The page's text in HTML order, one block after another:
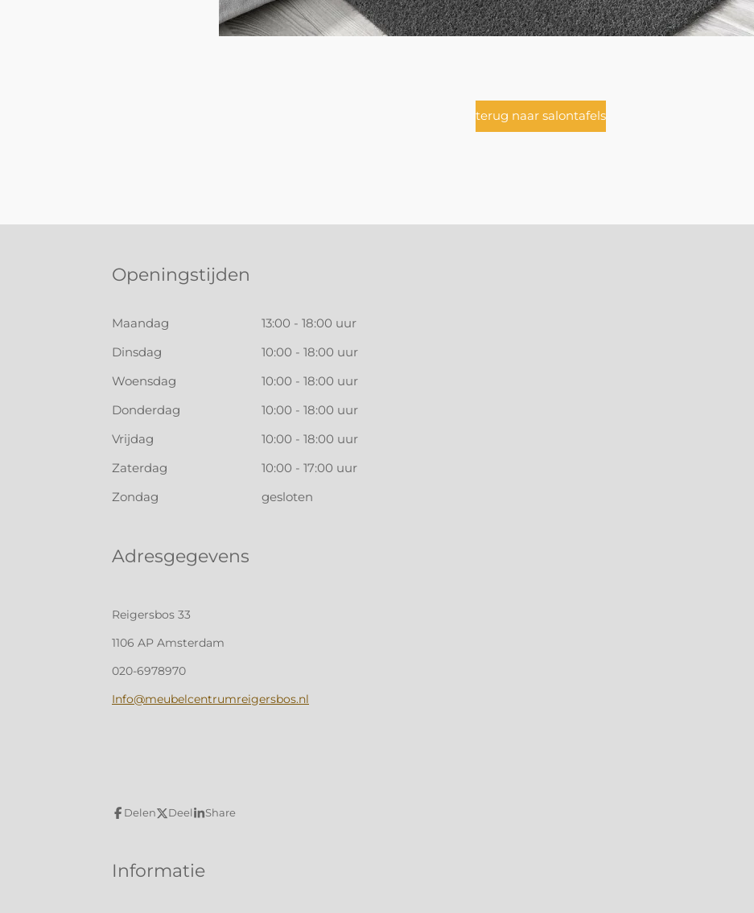
terug naar salontafels
Openingstijden
Maandag
13:00 - 18:00 uur
Dinsdag
10:00 - 18:00 uur
Woensdag
10:00 - 18:00 uur
Donderdag
10:00 - 18:00 uur
Vrijdag
10:00 - 18:00 uur
Zaterdag
10:00 - 17:00 uur
Zondag
gesloten
Adresgegevens
Reigersbos 33
1106 AP Amsterdam
020-6978970
Info@meubelcentrumreigersbos.nl
Delen Deel Share
Informatie